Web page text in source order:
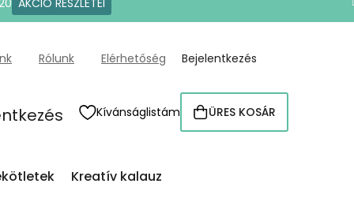
AKCIÓ RÉSZLETEI
Rólunk Elérhetőség Bejelentkezés
Kívánságlistám KOSÁR
ÜRES KOSÁR
Kreatív kalauz